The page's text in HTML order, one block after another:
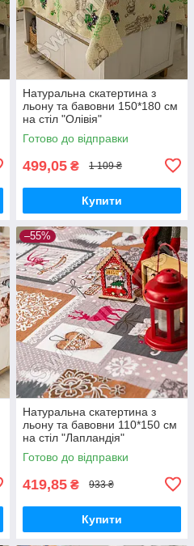
Натуральна скатертина з
льону та бавовни 150*180 см
на стіл "Олівія"
Готово до відправки
499,05 ₴ 1 109 ₴
Купити
–55%
Натуральна скатертина з
льону та бавовни 110*150 см
на стіл "Лапландія"
Готово до відправки
419,85 ₴ 933 ₴
Купити